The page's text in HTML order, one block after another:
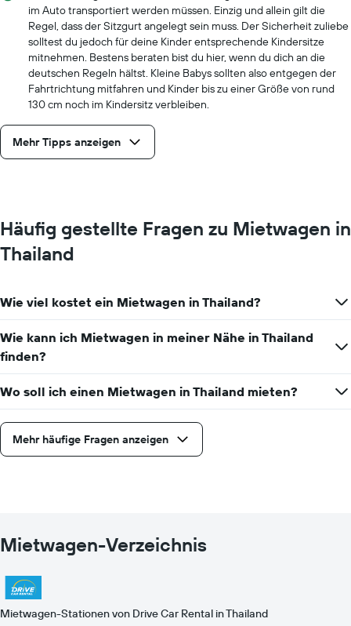
im Auto transportiert werden müssen. Einzig und allein gilt die
Regel, dass der Sitzgurt angelegt sein muss. Der Sicherheit zuliebe
solltest du jedoch für deine Kinder entsprechende Kindersitze
mitnehmen. Bestens beraten bist du hier, wenn du dich an die
deutschen Regeln hältst. Kleine Babys sollten also entgegen der
Fahrtrichtung mitfahren und Kinder bis zu einer Größe von rund
130 cm noch im Kindersitz verbleiben.
Mehr Tipps anzeigen
Häufig gestellte Fragen zu Mietwagen in
Thailand
Wie viel kostet ein Mietwagen in Thailand?
Wie kann ich Mietwagen in meiner Nähe in Thailand
finden?
Wo soll ich einen Mietwagen in Thailand mieten?
Mehr häufige Fragen anzeigen
Mietwagen-Verzeichnis
Mietwagen-Stationen von Drive Car Rental in Thailand